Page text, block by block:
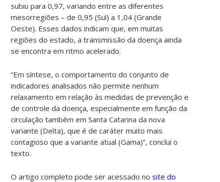
subiu para 0,97, variando entre as diferentes
mesorregiões – de 0,95 (Sul) a 1,04 (Grande
Oeste). Esses dados indicam que, em muitas
regiões do estado, a transmissão da doença ainda
se encontra em ritmo acelerado.
“Em síntese, o comportamento do conjunto de
indicadores analisados não permite nenhum
relaxamento em relação às medidas de prevenção e
de controle da doença, especialmente em função da
circulação também em Santa Catarina da nova
variante (Delta), que é de caráter muito mais
contagioso que a variante atual (Gama)”, conclui o
texto.
O artigo completo pode ser acessado nosite do